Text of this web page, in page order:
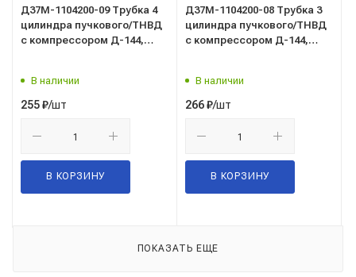
Д37М-1104200-09 Трубка 4
цилиндра пучкового/ТНВД
с компрессором Д-144,
В наличии
255₽/шт
В КОРЗИНУ
Д37М-1104200-08 Трубка 3
цилиндра пучкового/ТНВД
с компрессором Д-144,
В наличии
266₽/шт
В КОРЗИНУ
ПОКАЗАТЬ ЕЩЕ